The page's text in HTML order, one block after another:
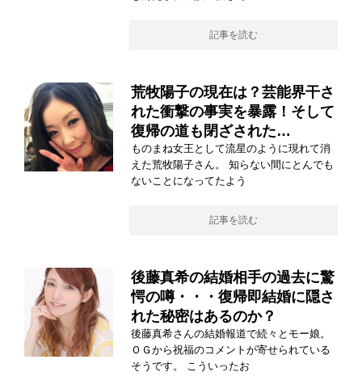
記事を読む
荒牧陽子の現在は？芸能界干さ
れた衝撃の事実を暴露！そして
復帰の道も閉ざされた…
ものまね女王として流星のように現れて消
えた荒牧陽子さん。 知らない間にとんでも
ないことになってたよう
記事を読む
後藤真希の結婚相手の過去に驚
愕の噂・・・復帰即結婚に隠さ
れた秘密はあるのか？
後藤真希さんの結婚報道で続々とモー娘。
ＯＧから祝福のコメントが寄せられている
そうです。 こういったお